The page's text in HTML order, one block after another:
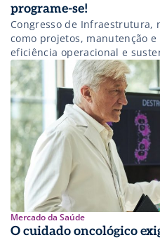
programe-se!
Congresso de Infraestrutura,
como projetos, manutenção
eficiência operacional e
Participe!
Mercado da Saúde
O cuidado oncológico